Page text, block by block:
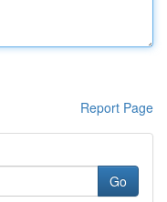
Report Page
Go